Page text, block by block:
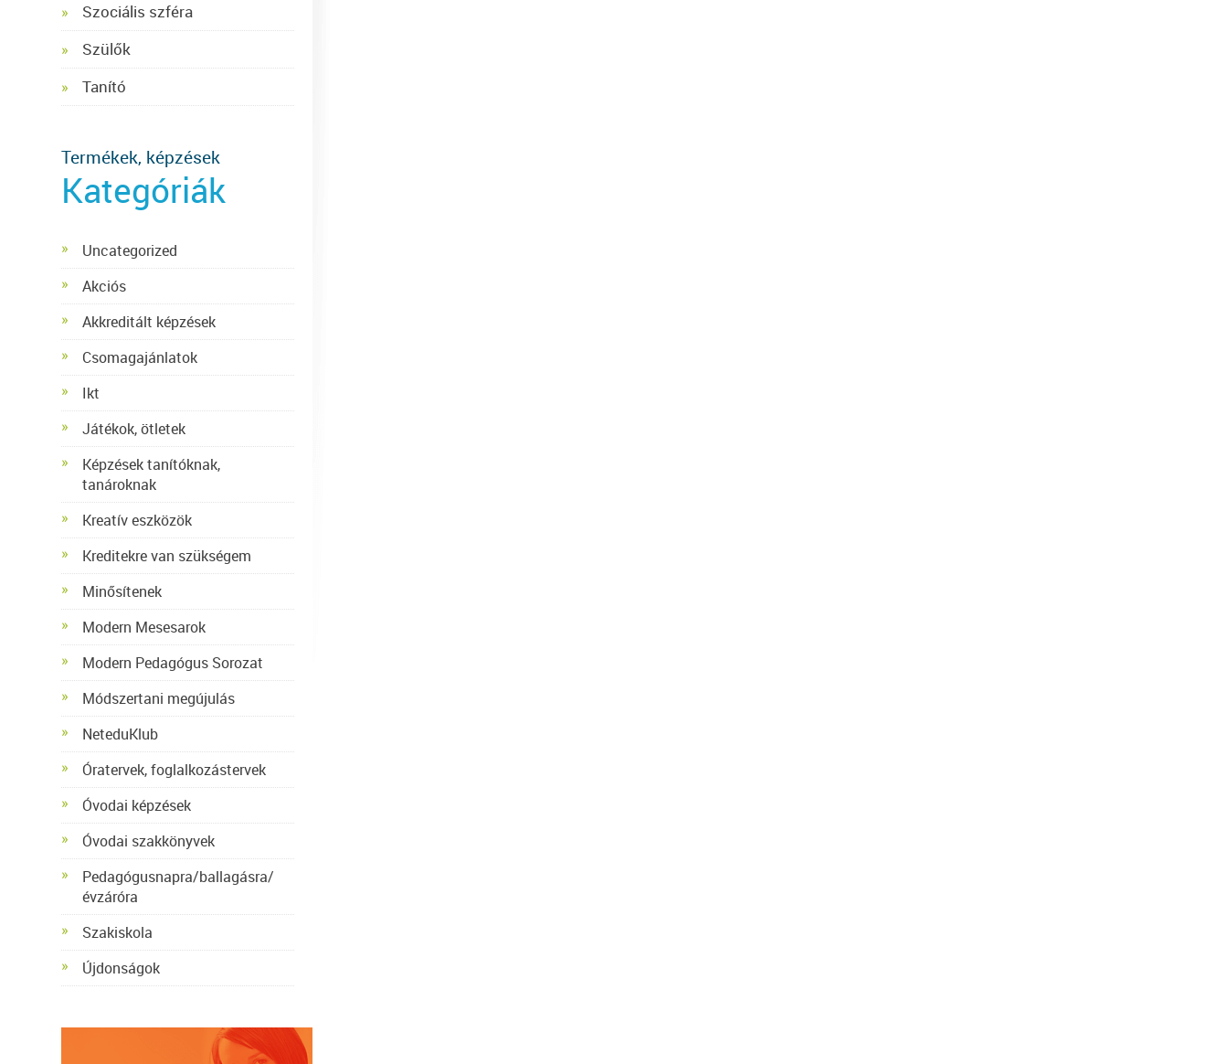
Szociális szféra
Szülők
Tanító
Termékek, képzések
Kategóriák
Uncategorized
Akciós
Akkreditált képzések
Csomagajánlatok
Ikt
Játékok, ötletek
Képzések tanítóknak,
tanároknak
Kreatív eszközök
Kreditekre van szükségem
Minősítenek
Modern Mesesarok
Modern Pedagógus Sorozat
Módszertani megújulás
NeteduKlub
Óratervek, foglalkozástervek
Óvodai képzések
Óvodai szakkönyvek
Pedagógusnapra/ballagásra/
évzáróra
Szakiskola
Újdonságok